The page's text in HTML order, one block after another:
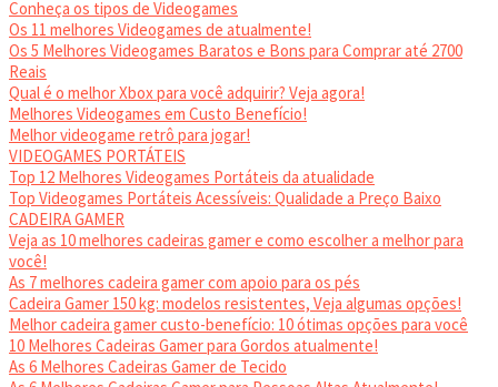
Conheça os tipos de Videogames
Os 11 melhores Videogames de atualmente!
Os 5 Melhores Videogames Baratos e Bons para Comprar até 2700
Reais
Qual é o melhor Xbox para você adquirir? Veja agora!
Melhores Videogames em Custo Benefício!
Melhor videogame retrô para jogar!
VIDEOGAMES PORTÁTEIS
Top 12 Melhores Videogames Portáteis da atualidade
Top Videogames Portáteis Acessíveis: Qualidade a Preço Baixo
CADEIRA GAMER
Veja as 10 melhores cadeiras gamer e como escolher a melhor para
você!
As 7 melhores cadeira gamer com apoio para os pés
Cadeira Gamer 150 kg: modelos resistentes, Veja algumas opções!
Melhor cadeira gamer custo-benefício: 10 ótimas opções para você
10 Melhores Cadeiras Gamer para Gordos atualmente!
As 6 Melhores Cadeiras Gamer de Tecido